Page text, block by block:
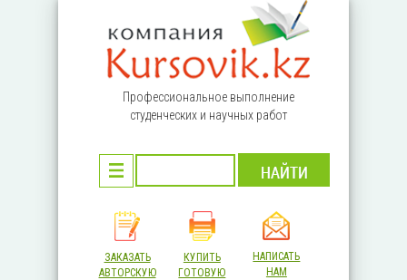
Профессиональное выполнение
студенческих и научных работ
ЗАКАЗАТЬ
АВТОРСКУЮ
КУПИТЬ
ГОТОВУЮ
НАПИСАТЬ
НАМ